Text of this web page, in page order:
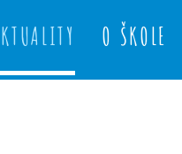
O ŠKOLE